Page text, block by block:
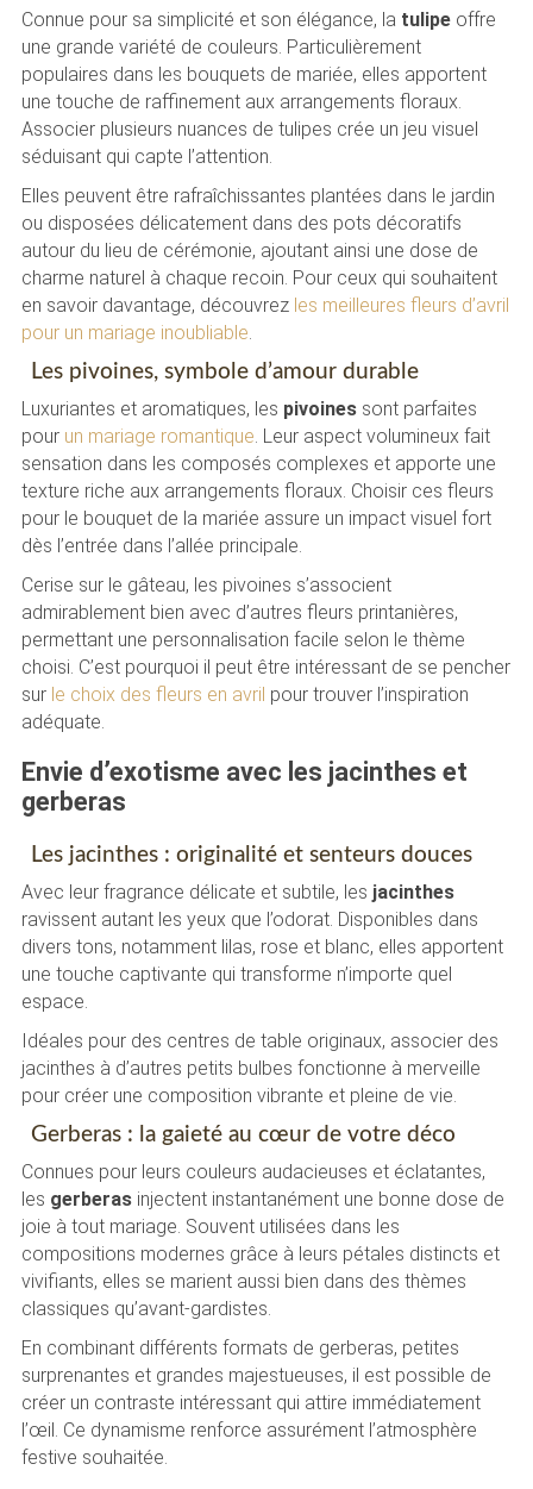
Connue pour sa simplicité et son élégance, la tulipeoffre
une grande variété de couleurs. Particulièrement
populaires dans les bouquets de mariée, elles apportent
une touche de raffinement aux arrangements floraux.
Associer plusieurs nuances de tulipes crée un jeu visuel
séduisant qui capte l’attention.
Elles peuvent être rafraîchissantes plantées dans le jardin
ou disposées délicatement dans des pots décoratifs
autour du lieu de cérémonie, ajoutant ainsi une dose de
charme naturel à chaque recoin. Pour ceux qui souhaitent
en savoir davantage, découvrez les meilleures fleurs d’avril
pour un mariage inoubliable.
Les pivoines, symbole d’amour durable
Luxuriantes et aromatiques, les pivoinessont parfaites
pour un mariage romantique. Leur aspect volumineux fait
sensation dans les composés complexes et apporte une
texture riche aux arrangements floraux. Choisir ces fleurs
pour le bouquet de la mariée assure un impact visuel fort
dès l’entrée dans l’allée principale.
Cerise sur le gâteau, les pivoines s’associent
admirablement bien avec d’autres fleurs printanières,
permettant une personnalisation facile selon le thème
choisi. C’est pourquoi il peut être intéressant de se pencher
sur le choix des fleurs en avril pour trouver l’inspiration
adéquate.
Envie d’exotisme avec les jacinthes et
gerberas
Les jacinthes : originalité et senteurs douces
Avec leur fragrance délicate et subtile, les jacinthes
ravissent autant les yeux que l’odorat. Disponibles dans
divers tons, notamment lilas, rose et blanc, elles apportent
une touche captivante qui transforme n’importe quel
espace.
Idéales pour des centres de table originaux, associer des
jacinthes à d’autres petits bulbes fonctionne à merveille
pour créer une composition vibrante et pleine de vie.
Gerberas : la gaieté au cœur de votre déco
Connues pour leurs couleurs audacieuses et éclatantes,
les gerberasinjectent instantanément une bonne dose de
joie à tout mariage. Souvent utilisées dans les
compositions modernes grâce à leurs pétales distincts et
vivifiants, elles se marient aussi bien dans des thèmes
classiques qu’avant-gardistes.
En combinant différents formats de gerberas, petites
surprenantes et grandes majestueuses, il est possible de
créer un contraste intéressant qui attire immédiatement
l’œil. Ce dynamisme renforce assurément l’atmosphère
festive souhaitée.